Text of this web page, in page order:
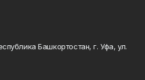
Башкортостан, г. Уфа, ул.